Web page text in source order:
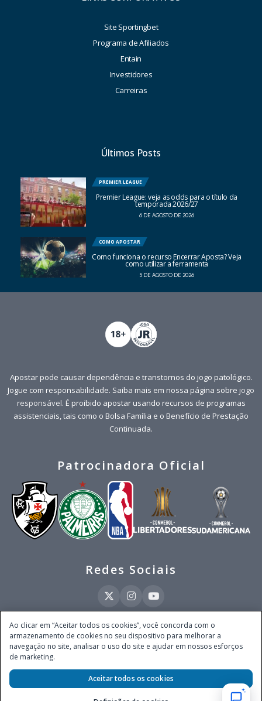
Site Sportingbet
Programa de Afiliados
Entain
Investidores
Carreiras
Últimos Posts
PREMIER LEAGUE
Premier League: veja as odds para o título da
temporada 2026/27
6 DE AGOSTO DE 2026
COMO APOSTAR
Como funciona o recurso Encerrar Aposta? Veja
como utilizar a ferramenta
5 DE AGOSTO DE 2026
Apostar pode causar dependência e transtornos do jogo patológico.
Jogue com responsabilidade. Saiba mais em nossa página sobre jogo
responsável. É proibido apostar usando recursos de programas
assistenciais, tais como o Bolsa Família e o Benefício de Prestação
Continuada.
Patrocinadora Oficial
Redes Sociais
Este site é operado pela Ventmear Brasil LTDA (CNPJ 52.868.380/0001-84), com
endereço na Avenida Brigadeiro Faria Lima, nº 4.055, 3º andar, Itaim Bibi, no
Município de São Paulo, Estado de São Paulo, CEP 04538-133, Brasil - empresa
Secretaria de Prêmios e Apostas do Ministério da Fazenda, conforme Portaria nº
247, de 07.02.2025, publicada no DOU em 11.2.2025.
Ao clicar em “Aceitar todos os cookies”, você concorda com o
armazenamento de cookies no seu dispositivo para melhorar a
navegação no site, analisar o uso do site e ajudar em nossos esforços
de marketing.
Aceitar todos os cookies